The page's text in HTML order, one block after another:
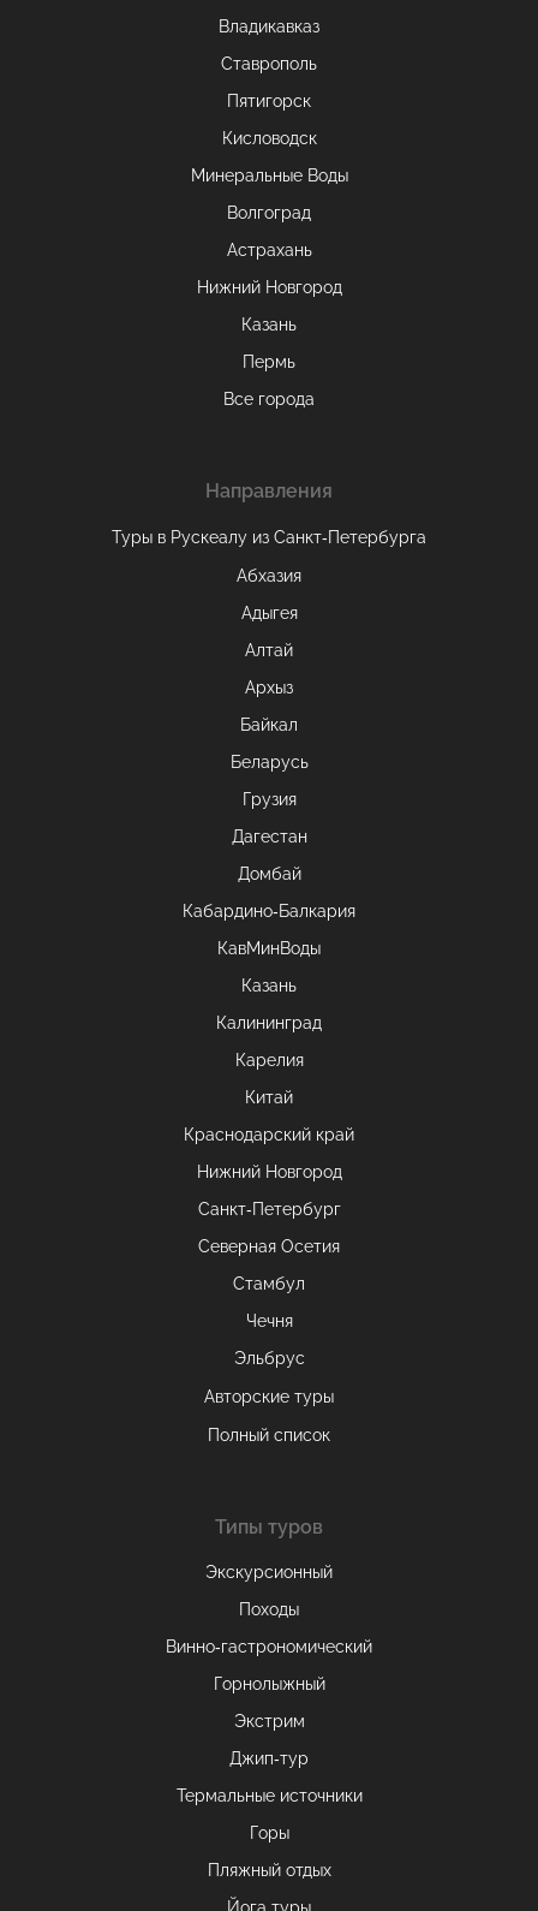
Владикавказ
Ставрополь
Пятигорск
Кисловодск
Минеральные Воды
Волгоград
Астрахань
Нижний Новгород
Казань
Пермь
Все города
Направления
Туры в Рускеалу из Санкт‑Петербурга
Абхазия
Адыгея
Алтай
Архыз
Байкал
Беларусь
Грузия
Дагестан
Домбай
Кабардино-Балкария
КавМинВоды
Казань
Калининград
Карелия
Китай
Краснодарский край
Нижний Новгород
Санкт-Петербург
Северная Осетия
Стамбул
Чечня
Эльбрус
Авторские туры
Полный список
Типы туров
Экскурсионный
Походы
Винно-гастрономический
Горнолыжный
Экстрим
Джип-тур
Термальные источники
Горы
Пляжный отдых